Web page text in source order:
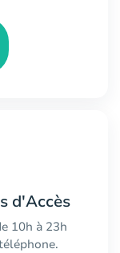
d'Accès
10h à 23h